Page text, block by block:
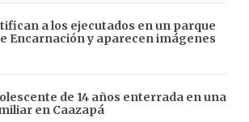
a los ejecutados en un parque
Encarnación y aparecen imágenes
de 14 años enterrada en una
en Caazapá